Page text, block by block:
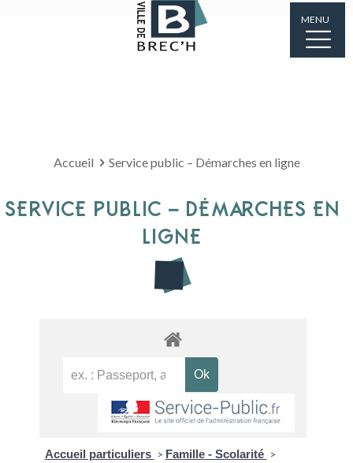
MENU
Accueil Service public – Démarches en ligne
SERVICE PUBLIC – DÉMARCHES EN
LIGNE
Accueil particuliers > Famille - Scolarité >